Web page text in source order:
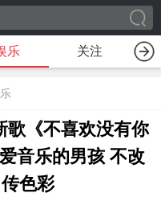
乐 关注
歌《不喜欢没有你
音乐的男孩 不改
色彩